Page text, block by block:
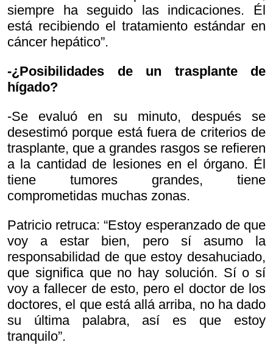
siempre ha seguido las indicaciones. Él
está recibiendo el tratamiento estándar en
cáncer hepático”.
-¿Posibilidades de un trasplante de
hígado?
-Se evaluó en su minuto, después se
desestimó porque está fuera de criterios de
trasplante, que a grandes rasgos se refieren
a la cantidad de lesiones en el órgano. Él
tiene tumores grandes, tiene
comprometidas muchas zonas.
Patricio retruca: “Estoy esperanzado de que
voy a estar bien, pero sí asumo la
responsabilidad de que estoy desahuciado,
que significa que no hay solución. Sí o sí
voy a fallecer de esto, pero el doctor de los
doctores, el que está allá arriba, no ha dado
su última palabra, así es que estoy
tranquilo”.